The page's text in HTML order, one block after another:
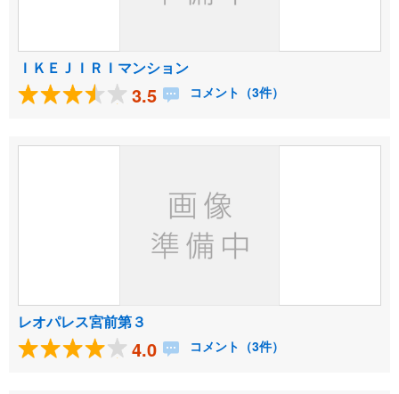
ＩＫＥＪＩＲＩマンション
3.5 コメント（3件）
レオパレス宮前第３
4.0 コメント（3件）